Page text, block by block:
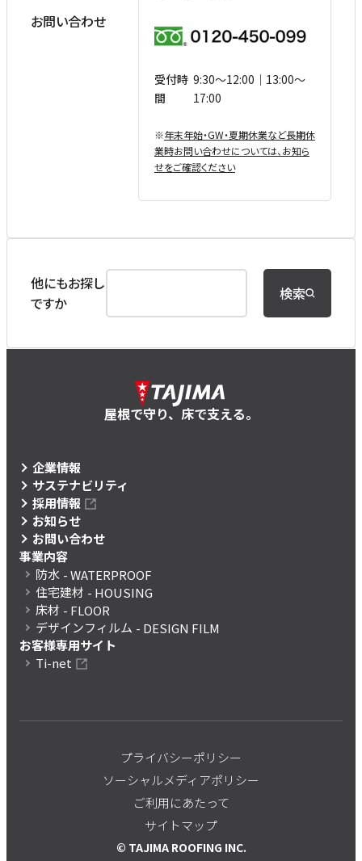
お問い合わせ
受付時
間
9:30〜12:00｜13:00〜
17:00
※年末年始・GW・夏期休業など⻑期休
業時お問い合わせについては、お知ら
せをご確認ください
他にもお探し
ですか
検索
屋根で守り、床で支える。
企業情報
サステナビリティ
採用情報
お知らせ
お問い合わせ
事業内容
防水 - WATERPROOF
住宅建材 - HOUSING
床材 - FLOOR
デザインフィルム - DESIGN FILM
お客様専用サイト
Ti-net
プライバシーポリシー
ソーシャルメディアポリシー
ご利用にあたって
サイトマップ
© TAJIMA ROOFING INC.